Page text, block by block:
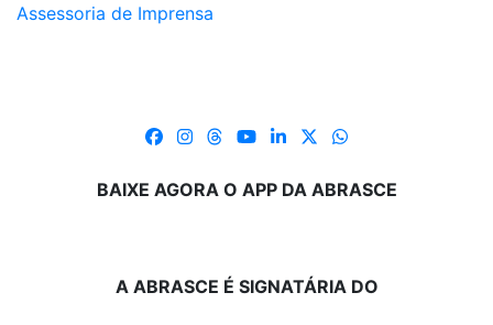
Assessoria de Imprensa
BAIXE AGORA O APP DA ABRASCE
A ABRASCE É SIGNATÁRIA DO